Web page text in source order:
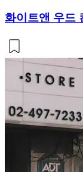
화이트앤 우드